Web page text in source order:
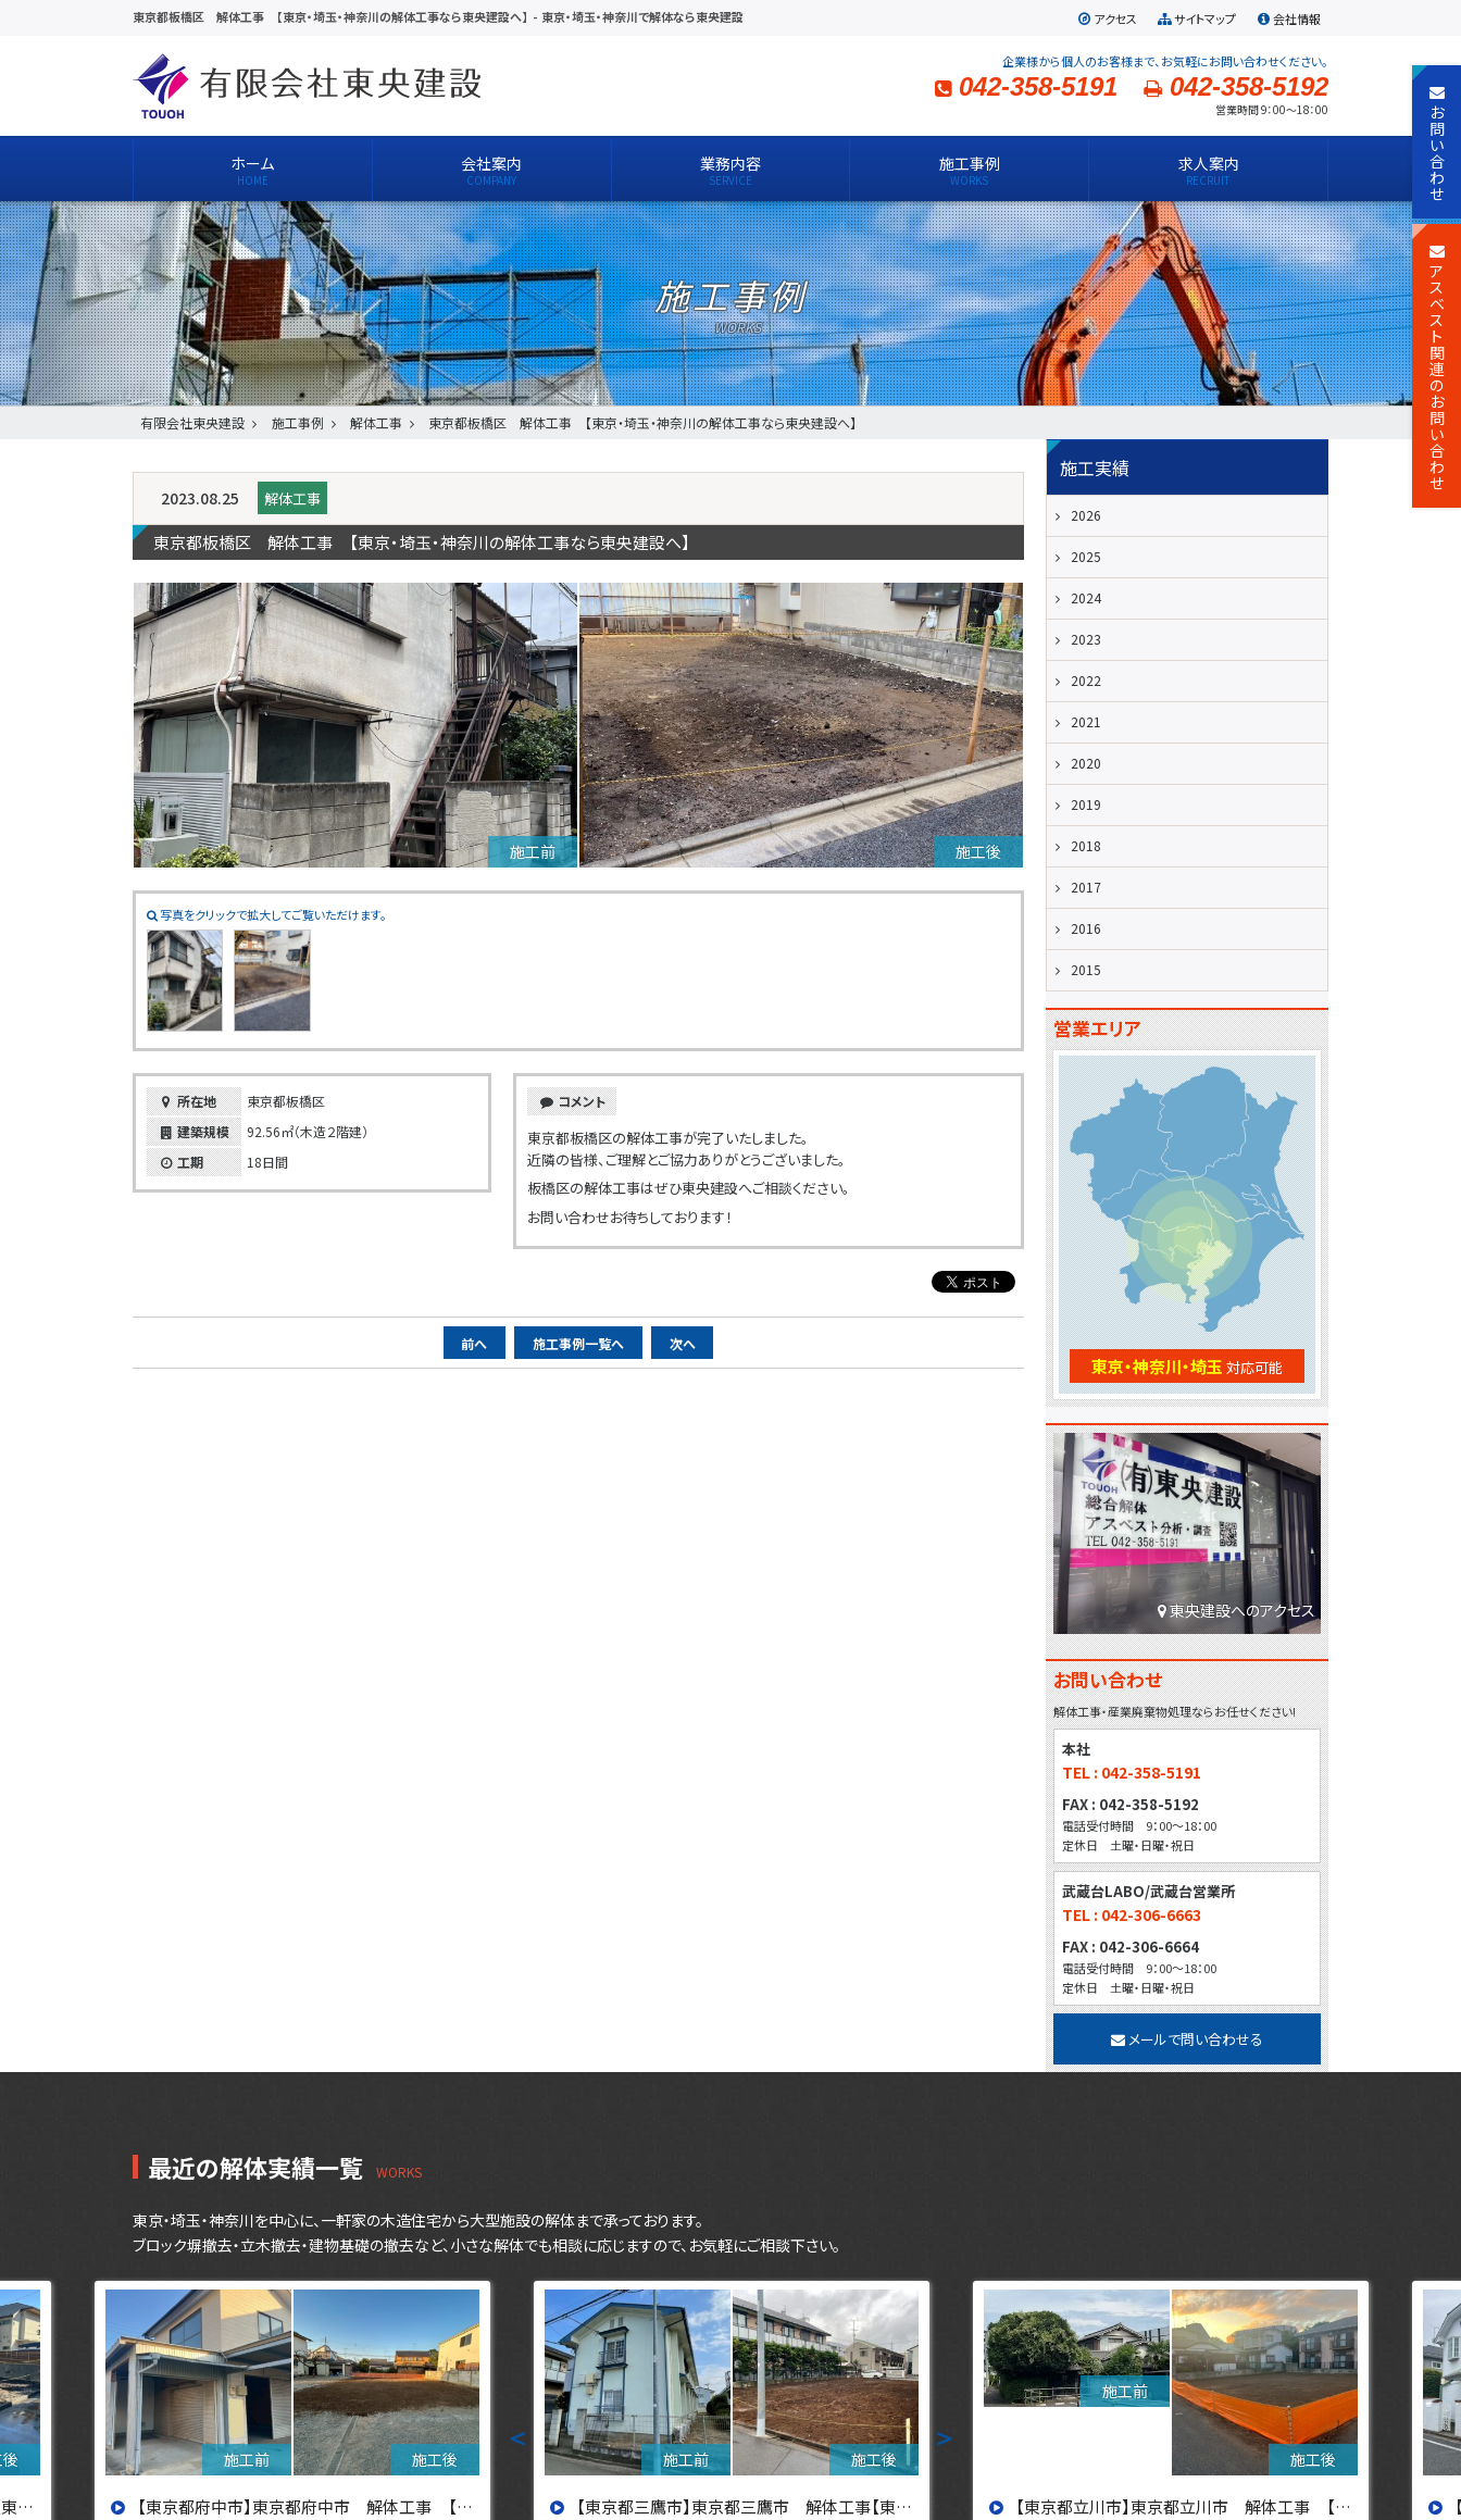
東京都板橋区 解体工事 【東京・埼玉・神奈川の解体工事なら東央建設へ】 - 東京・埼玉・神奈川で解体なら東央建設 アクセス サイトマップ 会社情報
企業様から個人のお客様まで、お気軽にお問い合わせください。
042-358-5191 042-358-5192
営業時間 9：00～18：00
ホーム 会社案内 業務内容 施工事例 求人案内
施工事例
有限会社東央建設 施工事例 解体工事 東京都板橋区 解体工事 【東京・埼玉・神奈川の解体工事なら東央建設へ】
2023.08.25 解体工事
東京都板橋区 解体工事 【東京・埼玉・神奈川の解体工事なら東央建設へ】
施工前 施工後
写真をクリックで拡大してご覧いただけます。
所在地
東京都板橋区
建築規模
92.56㎡（木造２階建）
工期
18日間
コメント
東京都板橋区の解体工事が完了いたしました。
近隣の皆様、ご理解とご協力ありがとうございました。
板橋区の解体工事はぜひ東央建設へご相談ください。
お問い合わせお待ちしております！
ー
前へ 施工事例一覧へ 次へ
施工実績
2026
2025
2024
2023
2022
2021
2020
2019
2018
2017
2016
2015
営業エリア
東京・神奈川・埼玉 対応可能
東央建設へのアクセス
お問い合わせ
解体工事・産業廃棄物処理ならお任せください!
本社
TEL : 042-358-5191
FAX : 042-358-5192
電話受付時間 9：00～18：00
定休日 土曜・日曜・祝日
武蔵台LABO/武蔵台営業所
TEL : 042-306-6663
FAX : 042-306-6664
電話受付時間 9：00～18：00
定休日 土曜・日曜・祝日
メールで問い合わせる
最近の解体実績一覧
東京・埼玉・神奈川を中心に、一軒家の木造住宅から大型施設の解体まで承っております。
ブロック塀撤去・立木撤去・建物基礎の撤去など、小さな解体でも相談に応じますので、お気軽にご相談下さい。
＜
】 【東京都三鷹市】東京都三鷹市 解体工事【東京・埼玉・神奈川の解体工事なら東央建設へ】 【東京都立川市】東京都立川市 解体工事 【東京・埼玉・神奈川の解体工事なら東央建設へ】 【東京都杉並区】東京都杉並区 解体工事【東京・埼玉・神奈川の解体工事なら東央建設へ】
＞
お
問
い
合
わ
せ
ア
ス
ベ
ス
ト
関
連
の
お
問
い
合
わ
せ